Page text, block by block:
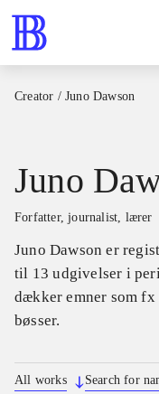
Creator / Juno Dawson
Juno
forfatter, journalist, lærer
Juno Dawson er
til 13 udgivelser i
dækker emner som
bøsser.
All works Search for